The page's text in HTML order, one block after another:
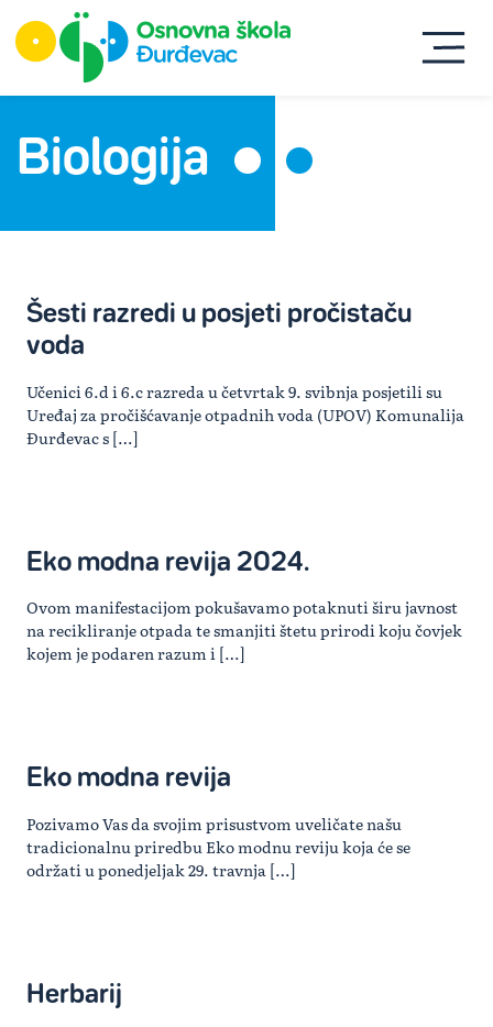
Biologija
Šesti razredi u posjeti pročistaču
voda
Učenici 6.d i 6.c razreda u četvrtak 9. svibnja posjetili su
Uređaj za pročišćavanje otpadnih voda (UPOV) Komunalija
Đurđevac s […]
Eko modna revija 2024.
Ovom manifestacijom pokušavamo potaknuti širu javnost
na recikliranje otpada te smanjiti štetu prirodi koju čovjek
kojem je podaren razum i […]
Eko modna revija
Pozivamo Vas da svojim prisustvom uveličate našu
tradicionalnu priredbu Eko modnu reviju koja će se
održati u ponedjeljak 29. travnja […]
Herbarij